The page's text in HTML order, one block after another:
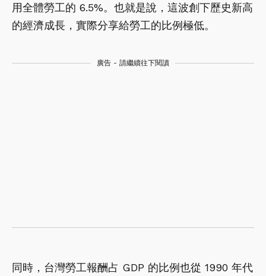
用全體勞工的 6.5%。也就是說，這波創下歷史新高
的經濟成長，實際分享給勞工的比例極低。
廣告 - 請繼續往下閱讀
同時，台灣勞工報酬占 GDP 的比例也從 1990 年代